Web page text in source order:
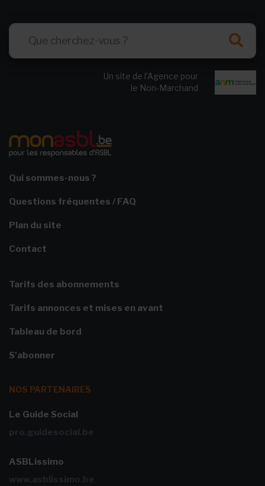
Un site de l’Agence pour
le Non-Marchand
Qui sommes-nous ?
Questions fréquentes / FAQ
Plan du site
Contact
Tarifs des abonnements
Tarifs annonces et mises en avant
Tableau de bord
S'abonner
NOS PARTENAIRES
Le Guide Social
pro.guidesocial.be
ASBLissimo
www.asblissimo.be